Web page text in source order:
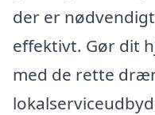
der er
effektivt. Gør dit
med de rette